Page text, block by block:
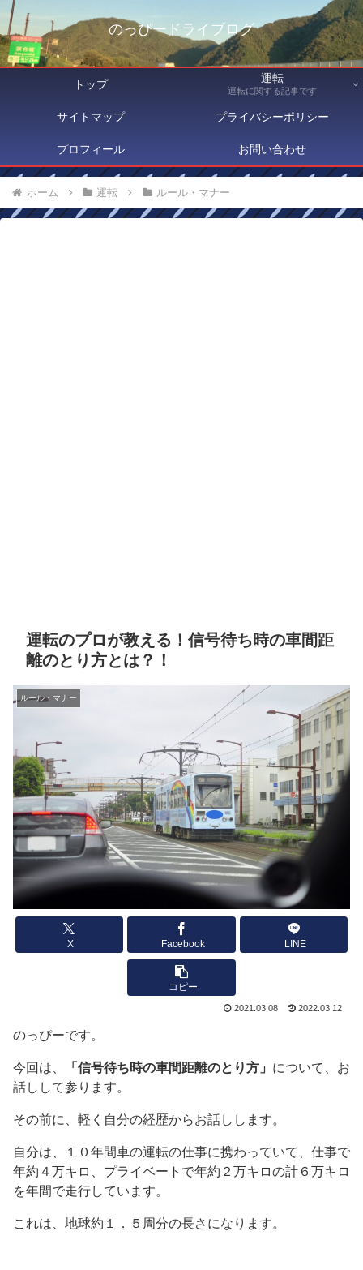
のっぴードライブログ
トップ 運転
運転に関する記事です
サイトマップ プライバシーポリシー
プロフィール お問い合わせ
ホーム 運転 ルール・マナー
運転のプロが教える！信号待ち時の車間距
離のとり方とは？！
ルール・マナー
X Facebook LINE
コピー
2021.03.08 2022.03.12
のっぴーです。
今回は、 「信号待ち時の車間距離のとり方」 について、お
話しして参ります。
その前に、軽く自分の経歴からお話しします。
自分は、１０年間車の運転の仕事に携わっていて、仕事で
年約４万キロ、プライベートで年約２万キロの計６万キロ
を年間で走行しています。
これは、地球約１．５周分の長さになります。